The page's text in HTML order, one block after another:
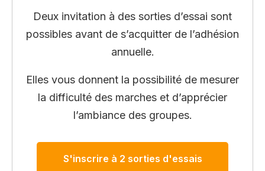
Deux invitation à des sorties d’essai sont
possibles avant de s’acquitter de l’adhésion
annuelle.
Elles vous donnent la possibilité de mesurer
la difficulté des marches et d’apprécier
l’ambiance des groupes.
S'inscrire à 2 sorties d'essais